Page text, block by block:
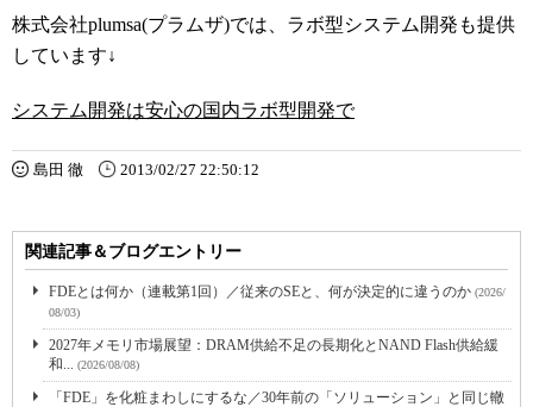
株式会社plumsa(プラムザ)では、ラボ型システム開発も提供
しています↓
システム開発は安心の国内ラボ型開発で
島田 徹 2013/02/27 22:50:12
関連記事＆ブログエントリー
FDEとは何か（連載第1回）／従来のSEと、何が決定的に違うのか (2026/
08/03)
2027年メモリ市場展望：DRAM供給不足の長期化とNAND Flash供給緩
和... (2026/08/08)
「FDE」を化粧まわしにするな／30年前の「ソリューション」と同じ轍